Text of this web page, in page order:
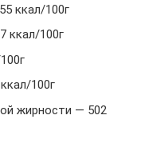
ккал/100г
ккал/100г
100г
жирности — 502